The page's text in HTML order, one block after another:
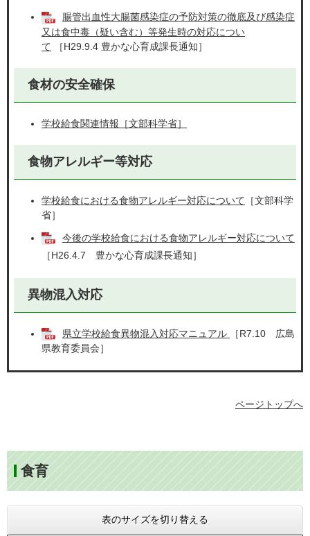
腸管出血性大腸菌感染症の予防対策の徹底及び感染症
又は食中毒（疑い含む）等発生時の対応につい
て ［H29.9.4 豊かな心育成課長通知］
食材の安全確保
学校給食関連情報［文部科学省］
食物アレルギー等対応
学校給食における食物アレルギー対応について ［文部科学
省］
今後の学校給食における食物アレルギー対応について
［H26.4.7 豊かな心育成課長通知］
異物混入対応
県立学校給食異物混入対応マニュアル
［R7.10 広島
県教育委員会］
ページトップへ
食育
表のサイズを切り替える